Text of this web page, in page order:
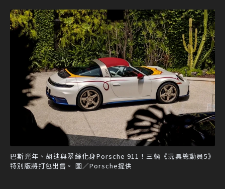
巴斯光年、胡迪與翠絲化身Porsche 911！三輛《玩具總動員5》
特別版將打包出售。 圖／Porsche提供